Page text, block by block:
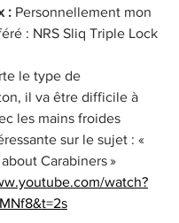
: Personnellement mon
: NRS Sliq Triple Lock
le type de
il va être difficile à
les mains froides
sur le sujet : «
Carabiners »
watch?